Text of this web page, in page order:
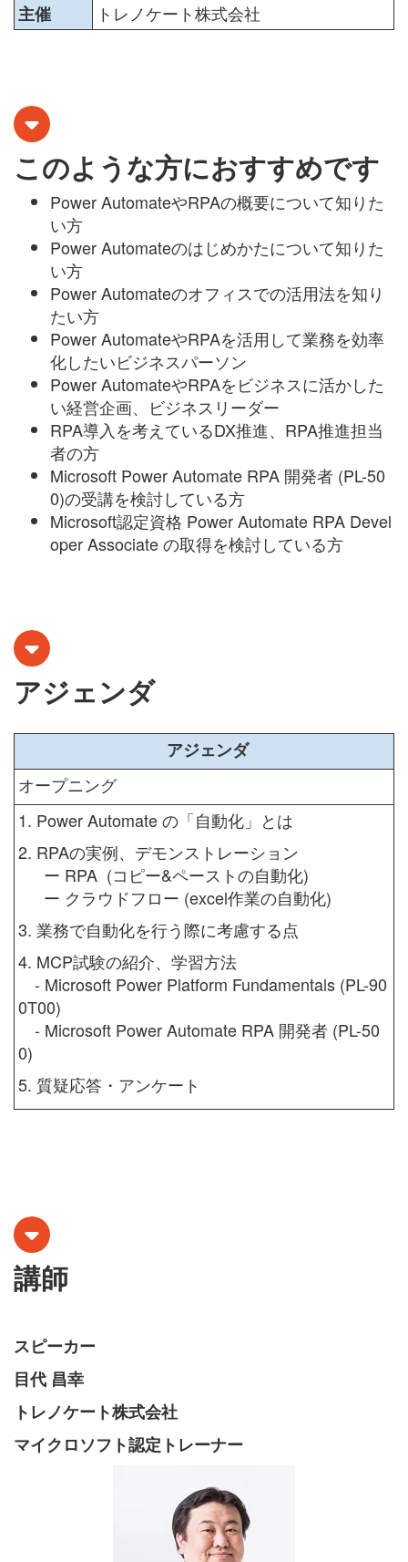
主催
トレノケート株式会社
このような方におすすめです
Power AutomateやRPAの概要について知りた
い方
Power Automateのはじめかたについて知りた
い方
Power Automateのオフィスでの活用法を知り
たい方
Power AutomateやRPAを活用して業務を効率
化したいビジネスパーソン
Power AutomateやRPAをビジネスに活かした
い経営企画、ビジネスリーダー
RPA導入を考えているDX推進、RPA推進担当
者の方
Microsoft Power Automate RPA 開発者 (PL-50
0)の受講を検討している方
Microsoft認定資格 Power Automate RPA Devel
oper Associate の取得を検討している方
アジェンダ
アジェンダ
オープニング
1. Power Automate の「自動化」とは
2. RPAの実例、デモンストレーション
ー RPA (コピー&ペーストの自動化)
ー クラウドフロー (excel作業の自動化)
3. 業務で自動化を行う際に考慮する点
4. MCP試験の紹介、学習方法
- Microsoft Power Platform Fundamentals (PL-90
0T00)
- Microsoft Power Automate RPA 開発者 (PL-50
0)
5. 質疑応答・アンケート
講師
スピーカー
目代 昌幸
トレノケート株式会社
マイクロソフト認定トレーナー